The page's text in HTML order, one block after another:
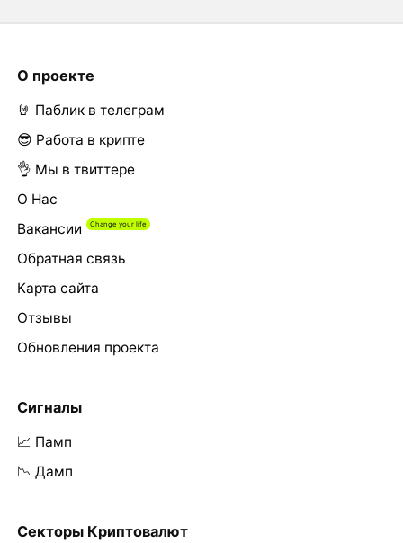
О проекте
🤘 Паблик в телеграм
😎 Работа в крипте
👌 Мы в твиттере
О Нас
Вакансии
Обратная связь
Карта сайта
Отзывы
Обновления проекта
Сигналы
📈 Памп
📉 Дамп
Секторы Криптовалют